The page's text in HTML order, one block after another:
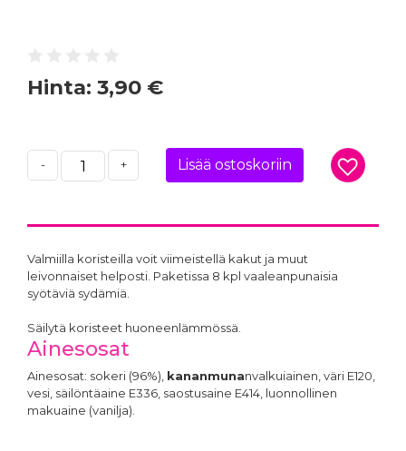
Hinta: 3,90 €
- + Lisää ostoskoriin
Valmiilla koristeilla voit viimeistellä kakut ja muut
leivonnaiset helposti. Paketissa 8 kpl vaaleanpunaisia
syötäviä sydämiä.
Säilytä koristeet huoneenlämmössä.
Ainesosat
Ainesosat: sokeri (96%), kananmunanvalkuiainen, väri E120,
vesi, säilöntäaine E336, saostusaine E414, luonnollinen
makuaine (vanilja).